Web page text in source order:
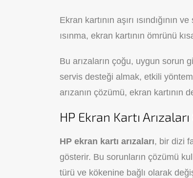
Ekran kartının aşırı ısındığının
ısınma, ekran kartının ömrünü
Bu arızaların çoğu, uygun sorun
servis desteği almak, etkili
arızanın çözümü, ekran kartının
HP Ekran Kartı
HP ekran kartı arızaları, bir dizi
gösterir. Bu sorunların çözümü
türü ve kökenine bağlı olarak